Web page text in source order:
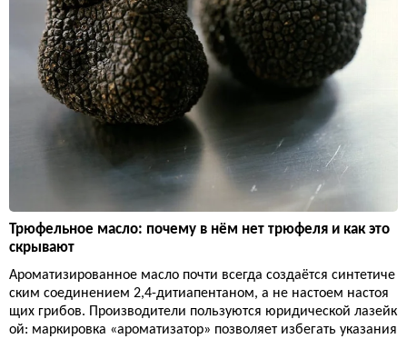
Трюфельное масло: почему в нём нет трюфеля и как это
скрывают
Ароматизированное масло почти всегда создаётся синтетиче
ским соединением 2,4-дитиапентаном, а не настоем настоя
щих грибов. Производители пользуются юридической лазейк
ой: маркировка «ароматизатор» позволяет избегать указания